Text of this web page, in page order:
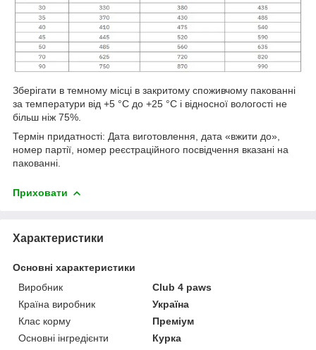
Зберігати в темному місці в закритому споживчому пакованні
за температури від +5 °C до +25 °C і відносної вологості не
більш ніж 75%.
Термін придатності: Дата виготовлення, дата «вжити до»,
номер партії, номер реєстраційного посвідчення вказані на
пакованні.
Приховати
Характеристики
Основні характеристики
Виробник
Club 4 paws
Країна виробник
Україна
Клас корму
Преміум
Основні інгредієнти
Курка